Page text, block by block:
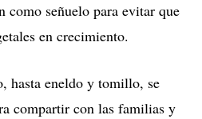
como señuelo para evitar que
en crecimiento.
hasta eneldo y tomillo, se
compartir con las familias y